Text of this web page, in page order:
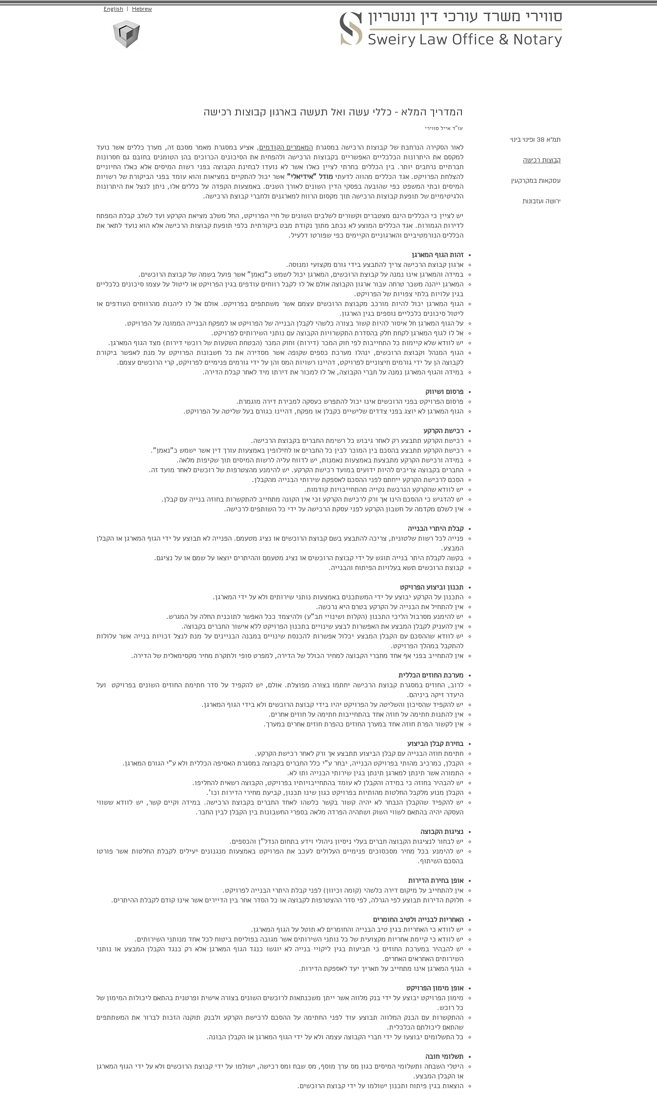
English | Hebrew
המדריך המלא - כללי עשה ואל תעשה בארגון קבוצות רכישה
עו"ד אייל סווירי
לאור הסקירה הנרחבת של קבוצות הרכישה במסגרת המאמרים הקודמים, אציע במסגרת מאמר מסכם זה, מערך כללים אשר נועד
למקסם את היתרונות הכלכליים האפשריים בקבוצות הרכישה ולהפחית את הסיכונים הכרוכים בהן הטומנים בחובם גם חסרונות
חברתיים נרחבים יותר. בין הכללים בחרתי לציין כאלו אשר לא נועדו לבחינת הקבוצה בפני רשות המיסים אלא כאלו החיוניים
להצלחת הפרויקט. אגד הכללים מהווה לדעתימודל "אידיאלי" אשר יכול להתקיים במציאות והוא עומד בפני הביקורת של רשויות
המיסים ובתי המשפט כפי שהובעה בפסקי הדין השונים לאורך השנים. באמצעות הקפדה על כללים אלו, ניתן לנצל את היתרונות
הלגיטימיים של תופעת קבוצות הרכישה תוך מקסום הרווח למארגנים ולחברי קבוצת הרכישה.
יש לציין כי הכללים הינם מצטברים וקשורים לשלבים השונים של חיי הפרויקט, החל משלב מציאת הקרקע ועד לשלב קבלת המפתח
לדירות הגמורות. אגד הכללים המוצע לא נכתב מתוך נקודת מבט ביקורתית כלפי תופעת קבוצות הרכישה אלא הוא נועד לתאר את
הכללים הנורמטיביים והארגוניים הקיימים כפי שפורטו דלעיל.
זהות הגוף המארגן
ארגון קבוצת הרכישה צריך להתבצע בידי גורם מקצועי ומנוסה.
במידה והמארגן אינו נמנה על קבוצת הרוכשים, המארגן יכול לשמש כ"נאמן" אשר פועל בשמה של קבוצת הרוכשים.
המארגן ייהנה משכר טרחה עבור ארגון הקבוצה אולם אל לו לקבל רווחים עודפים בגין הפרויקט או ליטול על עצמו סיכונים כלכליים
בגין עלויות בלתי צפויות של הפרויקט.
הגוף המארגן יכול להיות מורכב מקבוצת הרוכשים עצמם אשר משתתפים בפרויקט. אולם אל לו ליהנות מהרווחים העודפים או
ליטול סיכונים כלכליים נוספים בגין הארגון.
על הגוף המארגן חל איסור להיות קשור בצורה כלשהי לקבלן הבנייה של הפרויקט או למפקח הבנייה הממונה על הפרויקט.
אל לו לגוף המארגן לקחת חלק בהסדרת התקשרויות הקבוצה עם נותני השירותים לפרויקט.
יש לוודא שלא קיימות כל התחייבות לפי חוק המכר (דירות) וחוק המכר (הבטחת השקעות של רוכשי דירות) מצד הגוף המארגן.
הגוף המנהל וקבוצת הרוכשים, ינהלו מערכת כספים שקופה אשר מסדירה את כל חשבונות הפרויקט על מנת לאפשר ביקורת
לקבוצה הן על ידי גורמים חיצוניים לפרויקט, דהיינו רשויות המס והן על ידי גורמים פנימיים לפרויקט, קרי הרוכשים עצמם.
במידה והגוף המארגן נמנה על חברי הקבוצה, אל לו למכור את דירתו מיד לאחר קבלת הדירה.
פרסום ושיווק
פרסום הפרויקט בפני הרוכשים אינו יכול להתפרש כעסקה למכירת דירה מוגמרת.
הגוף המארגן לא יוצג בפני צדדים שלישיים כקבלן או מפקח, דהיינו כגורם בעל שליטה על הפרויקט.
רכישת הקרקע
רכישת הקרקע תתבצע רק לאחר גיבוש כל רשימת החברים בקבוצת הרכישה.
רכישת הקרקע תתבצע בהסכם בין המוכר לבין כל החברים או לחילופין באמצעות עורך דין אשר ישמש כ"נאמן".
במידה ורכישת הקרקע מתבצעת באמצעות נאמנות, יש לדווח עליה לרשות המיסים תוך שקיפות מלאה.
החברים בקבוצה צריכים להיות ידועים במועד רכישת הקרקע. יש להימנע מהצטרפות של רוכשים לאחר מועד זה.
הסכם לרכישת הקרקע ייחתם לפני ההסכם לאספקת שירותי הבנייה מהקבלן.
יש לוודא שהקרקע הנרכשת נקייה מהתחייבויות קודמות.
יש להדגיש כי ההסכם הינו אך ורק לרכישת הקרקע וכי אין הקונה מתחייב להתקשרות בחוזה בנייה עם קבלן.
אין לשלם מקדמה על חשבון הקרקע לפני עסקת הרכישה על ידי כל השותפים לרכישה.
קבלת היתרי הבנייה
פנייה לכל רשות שלטונית, צריכה להתבצע בשם קבוצת הרוכשים או נציג מטעמם. הפנייה לא תבוצע על ידי הגוף המארגן או הקבלן
המבצע.
בקשה לקבלת היתר בנייה תוגש על ידי קבוצת הרוכשים או נציג מטעמם וההיתרים יוצאו על שמם או על נציגם.
קבוצת הרוכשים תשא בעלויות הפיתוח והבנייה.
תכנון וביצוע הפרויקט
התכנון על הקרקע יבוצע על ידי המשתכנים באמצעות נותני שירותים ולא על ידי המארגן.
אין להתחיל את הבנייה על הקרקע בטרם היא נרכשה.
יש להימנע מסרבול הליכי התכנון (הקלות ושינויי תב"ע) ולהיצמד ככל האפשר לתוכנית החלה על המגרש.
אין להעניק לקבלן המבצע את האפשרות לבצע שינויים בתכנון הפרויקט ללא אישור החברים בקבוצה.
יש לוודא שההסכם עם הקבלן המבצע יכלול אפשרות להכנסת שינויים במבנה הבניינים על מנת לנצל זכויות בנייה אשר עלולות
להתקבל במהלך הפרויקט.
אין להתחייב בפני אף אחד מחברי הקבוצה למחיר הכולל של הדירה, למפרט סופי ולתקרת מחיר מקסימאלית של הדירה.
מערכת החוזים הכללית
לרוב, החוזים במסגרת קבוצת הרכישה יחתמו בצורה מפוצלת. אולם, יש להקפיד על סדר חתימת החוזים השונים בפרויקט ועל
היעדר זיקה ביניהם.
יש להקפיד שהסיכון והשליטה על הפרויקט יהיו בידי קבוצת הרוכשים ולא בידי הגוף המארגן.
אין להתנות חתימה על חוזה אחד בהתחייבות חתימה על חוזים אחרים.
אין לקשור הפרת חוזה אחד במערך החוזים כהפרת חוזים אחרים במערך.
בחירת קבלן הביצוע
חתימת חוזה הבנייה עם קבלן הביצוע תתבצע אך ורק לאחר רכישת הקרקע.
הקבלן, כמרכיב מהותי בפרויקט הבנייה, יבחר ע"י כלל החברים בקבוצה במסגרת האסיפה הכללית ולא ע"י הגורם המארגן.
התמורה אשר תינתן למארגן תינתן בגין שירותי הבנייה ותו לא.
יש להבהיר בחוזה כי במידה והקבלן לא עומד בהתחייבויותיו בפרויקט, הקבוצה רשאית להחליפו.
הקבלן מנוע מלקבל החלטות מהותיות בפרויקט כגון שינו תכנון, קביעת מחירי הדירות וכו'.
יש להקפיד שהקבלן הנבחר לא יהיה קשור בקשר כלשהו לאחד החברים בקבוצת הרכישה. במידה וקיים קשר, יש לוודא ששווי
העסקה יהיה בהתאם לשווי השוק ושתהיה הפרדה מלאה בספרי החשבונות בין הקבלן לבין החבר.
נציגות הקבוצה
יש לבחור לנציגות הקבוצה חברים בעלי ניסיון ניהולי וידע בתחום הנדל"ן והכספים.
יש להימנע בכל מחיר מסכסוכים פנימיים העלולים לעכב את הפרויקט באמצעות מנגנונים יעילים לקבלת החלטות אשר פורטו
בהסכם השיתוף.
אופן בחירת הדירות
אין להתחייב על מיקום דירה כלשהי (קומה וכיוון) לפני קבלת היתרי הבנייה לפרויקט.
חלוקת הדירות תבוצע לפי הגרלה, לפי סדר ההצטרפות לקבוצה או כל הסדר אחר בין הדיירים אשר אינו קודם לקבלת ההיתרים.
האחריות לבנייה ולטיב החומרים
יש לוודא כי האחריות בגין טיב הבנייה והחומרים לא תוטל על הגוף המארגן.
יש לוודא כי קיימת אחריות מקצועית של כל נותני השירותים אשר מגובה בפוליסת ביטוח לכל אחד מנותני השירותים.
יש להבהיר במערכת החוזים כי תביעות בגין ליקויי בנייה לא יוגשו כנגד הגוף המארגן אלא רק כנגד הקבלן המבצע או נותני
השירותים האחראים האחרים.
הגוף המארגן אינו מתחייב על תאריך יעד לאספקת הדירות.
אופן מימון הפרויקט
מימון הפרויקט יבוצע על ידי בנק מלווה אשר ייתן משכנתאות לרוכשים השונים בצורה אישית ופרטנית בהתאם ליכולות המימון של
כל רוכש.
ההתקשרות עם הבנק המלווה תבוצע עוד לפני החתימה על ההסכם לרכישת הקרקע ולבנק תוקנה הזכות לברור את המשתתפים
שהתאם ליכולתם הכלכלית.
כל התשלומים יבוצעו על ידי חברי הקבוצה עצמה ולא על ידי הגוף המארגן או הקבלן הבונה.
תשלומי חובה
היטלי השבחה ותשלומי המיסים כגון מס ערך מוסף, מס שבח ומס רכישה, ישולמו על ידי קבוצת הרוכשים ולא על ידי הגוף המארגן
או הקבלן המבצע.
הוצאות בגין פיתוח ותכנון ישולמו על ידי קבוצת הרוכשים.
תמ"א 38 ופינוי בינוי
קבוצות רכישה
עסקאות במקרקעין
ירושה ועזבונות